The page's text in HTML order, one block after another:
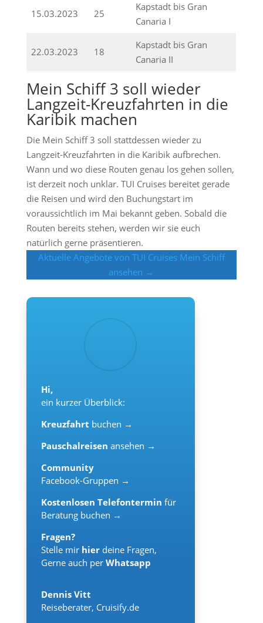
15.03.2023 25
Kapstadt bis Gran
Canaria I
22.03.2023 18
Kapstadt bis Gran
Canaria II
Mein Schiff 3 soll wieder
Langzeit-Kreuzfahrten in die
Karibik machen
Die Mein Schiff 3 soll stattdessen wieder zu
Langzeit-Kreuzfahrten in die Karibik aufbrechen.
Wann und wo diese Routen genau los gehen sollen,
ist derzeit noch unklar. TUI Cruises bereitet gerade
die Reisen und wird den Buchungstart im
voraussichtlich im Mai bekannt geben. Sobald die
Routen bereits stehen, werden wir sie euch
natürlich gerne präsentieren.
Aktuelle Angebote von TUI Cruises Mein Schiff
ansehen →
Hi,
ein kurzer Überblick:
Kreuzfahrt buchen →
Pauschalreisen ansehen →
Community
Facebook-Gruppen →
Kostenlosen Telefontermin für
Beratung buchen →
Fragen?
Stelle mir hier deine Fragen,
Gerne auch per Whatsapp
Dennis Vitt
Reiseberater, Cruisify.de